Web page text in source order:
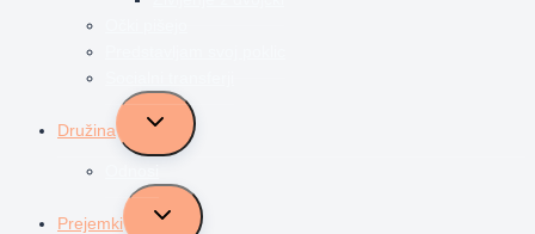
Družina
Toggle
menu
Prejemki
Toggle